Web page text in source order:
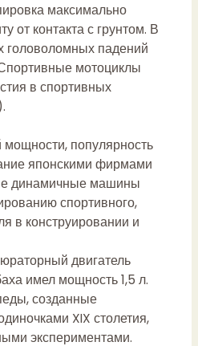
максимально
от контакта с грунтом. В
головоломных падений
мотоциклы
в спортивных
мощности, популярность
японскими фирмами
динамичные машины
спортивного,
в конструировании и
двигатель
имел мощность 1,5 л.
созданные
XIX столетия,
экспериментами.